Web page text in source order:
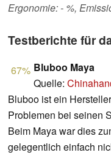
Ergonomie: - %,
Testberichte für
67% Bluboo Maya
Quelle:
Bluboo ist ein
Problemen bei seinen
Beim Maya war dies
gelegentlich einfach